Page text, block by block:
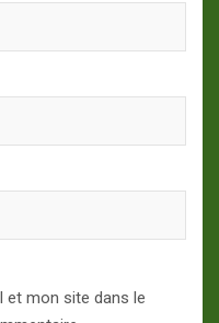
et mon site dans le